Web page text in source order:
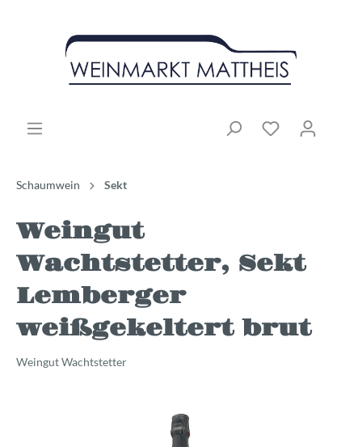
Schaumwein Sekt
Weingut
Wachtstetter, Sekt
Lemberger
weißgekeltert brut
Weingut Wachtstetter